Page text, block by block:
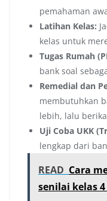
pemahaman
Latihan Kelas:
kelas untuk
Tugas Rumah
bank soal
Remedial dan
membutuhkan
lebih, lalu
Uji Coba UKK
lengkap dari
READ Cara
senilai kelas